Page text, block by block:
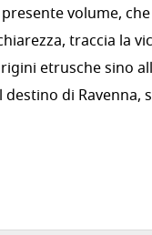
volume,
traccia la
etrusche sino
di Ravenna,